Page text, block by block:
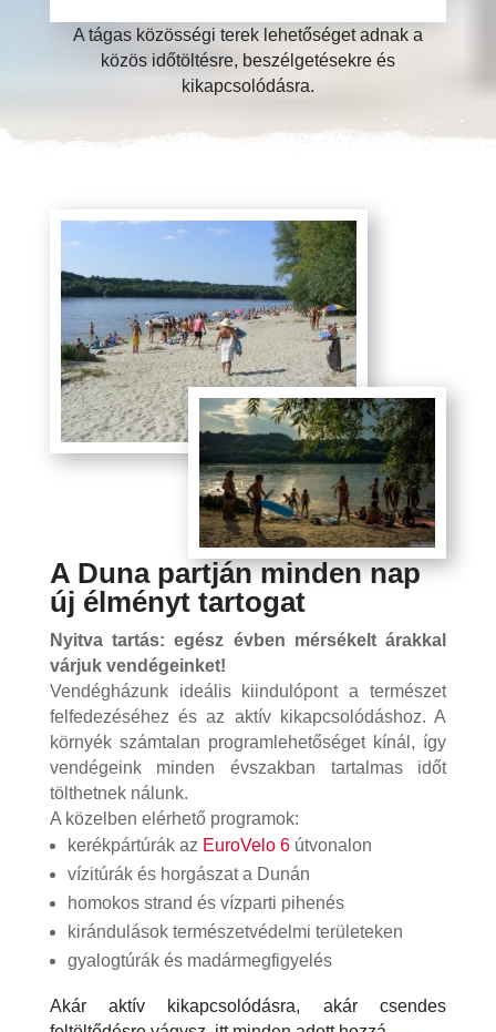
A tágas közösségi terek lehetőséget adnak a
közös időtöltésre, beszélgetésekre és
kikapcsolódásra.
A Duna partján minden nap
új élményt tartogat
Nyitva tartás: egész évben mérsékelt árakkal
várjuk vendégeinket!
Vendégházunk ideális kiindulópont a természet
felfedezéséhez és az aktív kikapcsolódáshoz. A
környék számtalan programlehetőséget kínál, így
vendégeink minden évszakban tartalmas időt
tölthetnek nálunk.
A közelben elérhető programok:
kerékpártúrák az EuroVelo 6útvonalon
vízitúrák és horgászat a Dunán
homokos strand és vízparti pihenés
kirándulások természetvédelmi területeken
gyalogtúrák és madármegfigyelés
Akár aktív kikapcsolódásra, akár csendes